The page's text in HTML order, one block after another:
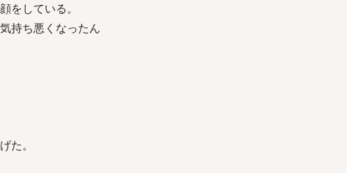
をしている。
持ち悪くなったん
た。